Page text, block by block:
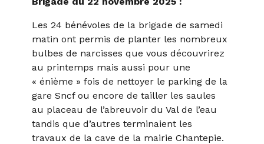
Les 24 bénévoles de la brigade de samedi
matin ont permis de planter les nombreux
bulbes de narcisses que vous découvrirez
au printemps mais aussi pour une
« énième » fois de nettoyer le parking de la
gare Sncf ou encore de tailler les saules
au placeau de l’abreuvoir du Val de l’eau
tandis que d’autres terminaient les
travaux de la cave de la mairie Chantepie.